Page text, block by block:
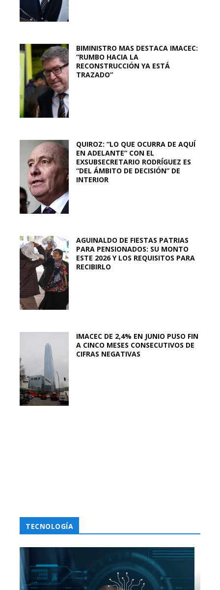
BIMINISTRO MAS DESTACA IMACEC:
“RUMBO HACIA LA
RECONSTRUCCIÓN YA ESTÁ
TRAZADO”
QUIROZ: “LO QUE OCURRA DE AQUÍ
EN ADELANTE” CON EL
EXSUBSECRETARIO RODRÍGUEZ ES
“DEL ÁMBITO DE DECISIÓN” DE
INTERIOR
AGUINALDO DE FIESTAS PATRIAS
PARA PENSIONADOS: SU MONTO
ESTE 2026 Y LOS REQUISITOS PARA
RECIBIRLO
IMACEC DE 2,4% EN JUNIO PUSO FIN
A CINCO MESES CONSECUTIVOS DE
CIFRAS NEGATIVAS
TECNOLOGÍA